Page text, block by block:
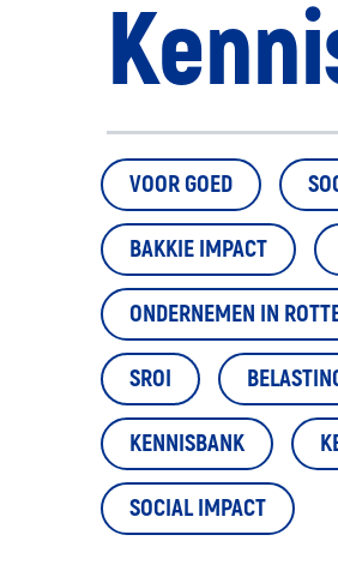
VOOR GOED
BAKKIE IMPACT
ONDERNEMEN IN
SROI
KENNISBANK
SOCIAL IMPACT